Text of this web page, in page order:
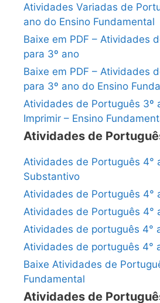
Atividades Variadas de
ano do Ensino Fundamental
Baixe em PDF – Atividades
para 3º ano
Baixe em PDF – Atividades
para 3º ano do Ensino
Atividades de Português 3º
Imprimir – Ensino
Atividades de
Atividades de Português 4°
Substantivo
Atividades de Português 4°
Atividades de Português 4°
Atividades de português 4°
Atividades de português 4°
Baixe Atividades de
Fundamental
Atividades de